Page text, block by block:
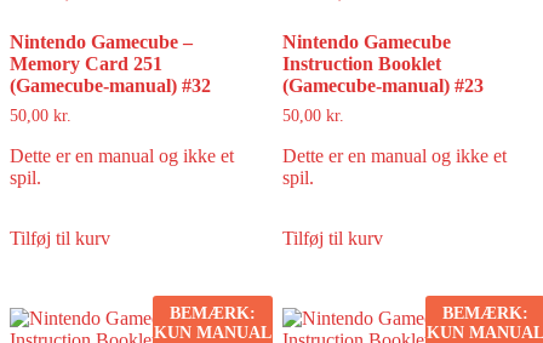
Nintendo Gamecube –
Memory Card 251
(Gamecube-manual) #32
50,00 kr.
Dette er en manual og ikke et
spil.
Tilføj til kurv
Nintendo Gamecube
Instruction Booklet
(Gamecube-manual) #23
50,00 kr.
Dette er en manual og ikke et
spil.
Tilføj til kurv
BEMÆRK:
KUN MANUAL
BEMÆRK:
KUN MANUAL